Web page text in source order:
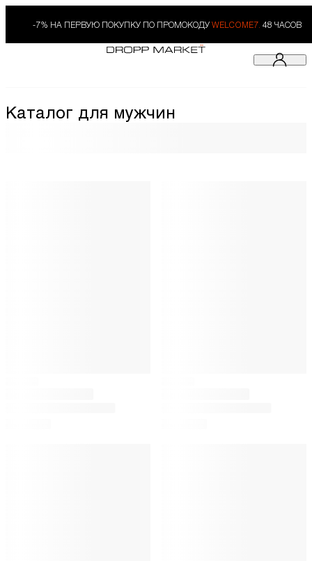
-7% НА ПЕРВУЮ ПОКУПКУ ПО ПРОМОКОДУ WELCOME7. 48 ЧАСОВ
Каталог для мужчин